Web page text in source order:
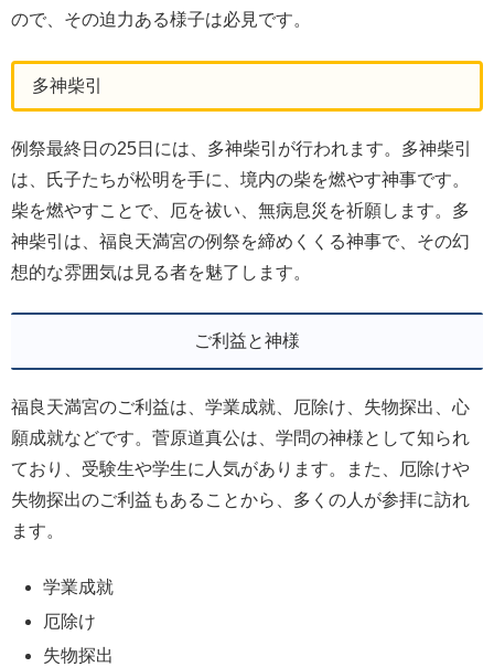
ので、その迫力ある様子は必見です。
多神柴引
例祭最終日の25日には、多神柴引が行われます。多神柴引
は、氏子たちが松明を手に、境内の柴を燃やす神事です。
柴を燃やすことで、厄を祓い、無病息災を祈願します。多
神柴引は、福良天満宮の例祭を締めくくる神事で、その幻
想的な雰囲気は見る者を魅了します。
ご利益と神様
福良天満宮のご利益は、学業成就、厄除け、失物探出、心
願成就などです。菅原道真公は、学問の神様として知られ
ており、受験生や学生に人気があります。また、厄除けや
失物探出のご利益もあることから、多くの人が参拝に訪れ
ます。
学業成就
厄除け
失物探出